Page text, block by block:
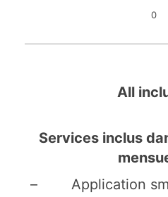
0
All
Services inclus
– Application